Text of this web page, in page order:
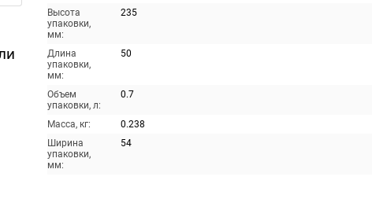
Высота
упаковки,
мм:
235
Длина
упаковки,
мм:
50
Объем
упаковки, л:
0.7
Масса, кг:
0.238
Ширина
упаковки,
мм:
54